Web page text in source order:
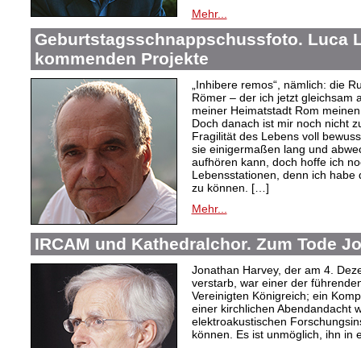
Mehr...
Geburtstagsschnappschussfoto. Luca
kommenden Projekte
„Inhibere remos“, nämlich: die
Römer – der ich jetzt gleichsam
meiner Heimatstadt Rom
Doch danach ist mir noch nicht
Fragilität des Lebens voll
sie einigermaßen lang und
aufhören kann, doch hoffe ich
Lebensstationen, denn ich
zu können. […]
Mehr...
IRCAM und Kathedralchor. Zum Tode
Jonathan Harvey, der am 4.
verstarb, war einer der
Vereinigten Königreich; ein
einer kirchlichen Abendandacht
elektroakustischen
können. Es ist unmöglich, ihn in